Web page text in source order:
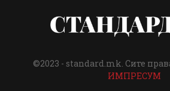
©2023 - standard.mk. Сите
ИМПРЕСУМ